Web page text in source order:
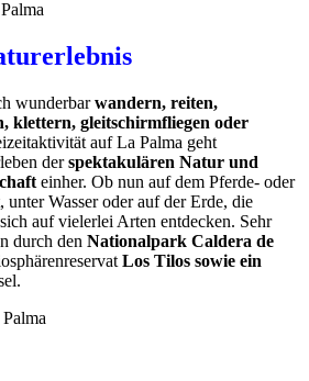
wunderbarwandern, reiten,
klettern, gleitschirmfliegen oder
auf La Palma geht
derspektakulären Natur und
einher. Ob nun auf dem Pferde- oder
Wasser oder auf der Erde, die
auf vielerlei Arten entdecken. Sehr
durch den Nationalpark Caldera de
Los Tilos sowie ein